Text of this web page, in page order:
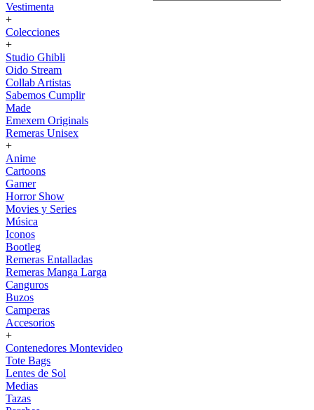
Vestimenta
+
Colecciones
+
Studio Ghibli
Oido Stream
Collab Artistas
Sabemos Cumplir
Made
Emexem Originals
Remeras Unisex
+
Anime
Cartoons
Gamer
Horror Show
Movies y Series
Música
Iconos
Bootleg
Remeras Entalladas
Remeras Manga Larga
Canguros
Buzos
Camperas
Accesorios
+
Contenedores Montevideo
Tote Bags
Lentes de Sol
Medias
Tazas